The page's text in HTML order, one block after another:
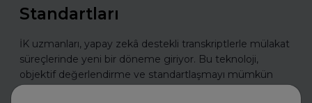
Standartları
İK uzmanları, yapay zekâ destekli transkriptlerle mülakat
süreçlerinde yeni bir döneme giriyor. Bu teknoloji,
objektif değerlendirme ve standartlaşmayı mümkün
kılıyor.